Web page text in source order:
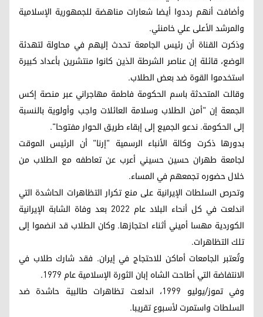
وأضافت أنهم رددوا أيضا شعارات مناهضة للجمهورية الإسلامية
والمرشد الأعلى علي خامنئي.
وذكرت القناة أن رئيس الجامعة تحدث إليهم في محاولة لتهدئة
الوضع، قائلة إن عناصر الشرطة الذين كانوا منتشرين بأعداد كبيرة
استخدموا القوة ضد بعض الطلاب.
وقالت المتحدثة باسم الحكومة فاطمة مهاجراني عبر منصة إكس
الجمعة إن "أمن الطلاب وسلامة العائلات واجب وأولوية بالنسبة
إلى الحكومة. ندعو الجميع إلى إبقاء طريق الحوار مفتوحا".
بدورها ذكرت وكالة الأنباء الرسمية "إرنا" أن الرئيس الموقت
لجامعة طهران حسين حسيني أعرب عن تعاطفه مع الطلاب من
خلال حضوره تجمعهم في المساء.
وتحرص السلطات الإيرانية على منع تكرار التظاهرات الحاشدة التي
اندلعت في كل أنحاء البلاد عام 2022 بعد وفاة الشابة الإيرانية
الكوردية مهسا أميني أثناء احتجازها. وكان الطلاب قد انضموا إلى
تلك التظاهرات.
وتُعتبر الجامعات أماكن للاحتجاج في إيران. فقد شارك طلاب في
الانتفاضة التي أطاحت الشاه إبان الثورة الإسلامية عام 1979.
وفي تموز/يوليو 1999، اندلعت تظاهرات طالبية حاشدة ضد
السلطات واستمرت لأسبوع تقريبا.